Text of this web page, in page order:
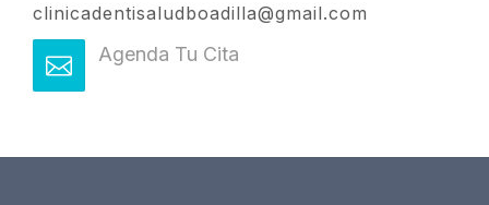
clinicadentisaludboadilla@gmail.com
Agenda Tu Cita